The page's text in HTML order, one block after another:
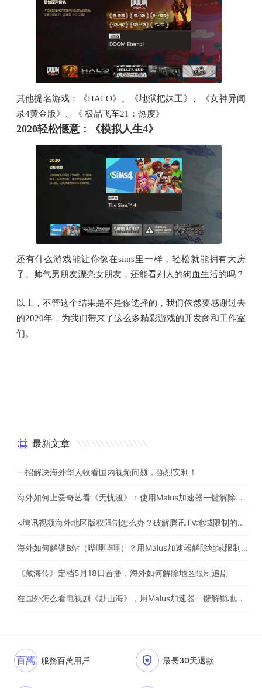
其他提名游戏：《HALO》、《地狱把妹王》、《女神异闻
录4黄金版》、《 极品飞车21：热度》
2020轻松惬意：《模拟人生4》
还有什么游戏能让你像在sims里一样，轻松就能拥有大房
子、帅气男朋友漂亮女朋友，还能看别人的狗血生活的吗？
以上，不管这个结果是不是你选择的，我们依然要感谢过去
的2020年，为我们带来了这么多精彩游戏的开发商和工作室
们。
最新文章
一招解决海外华人收看国内视频问题，强烈安利！
海外如何上爱奇艺看《无忧渡》：使用Malus加速器一键解除地域限制
<腾讯视频海外地区版权限制怎么办？破解腾讯TV地域限制的办法>
海外如何解锁B站（哔哩哔哩）？用Malus加速器解除地域限制，一键流畅追番
《藏海传》定档5月18日首播，海外如何解除地区限制追剧
在国外怎么看电视剧《赴山海》，用Malus加速器一键解锁地区限制
百萬 服務百萬用戶 最長30天退款